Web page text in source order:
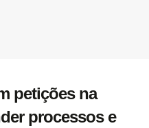
petições na
processos e